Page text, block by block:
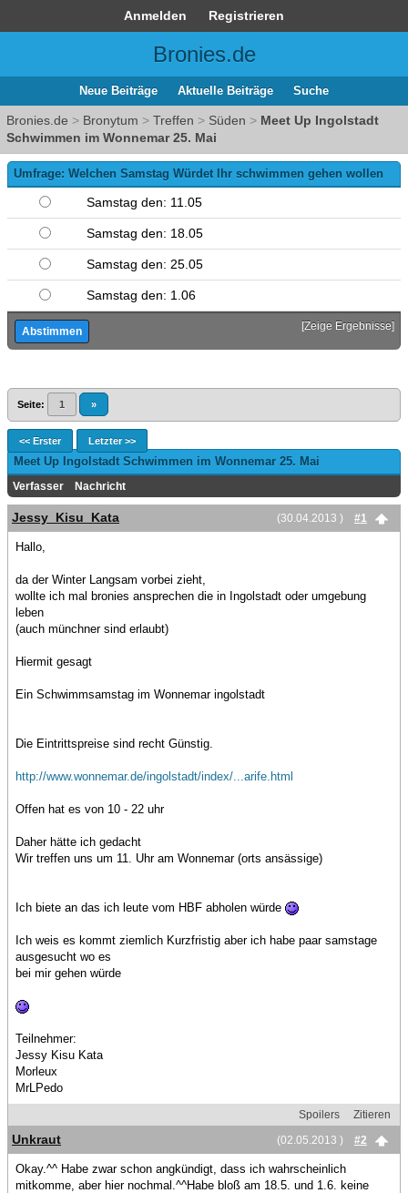
Anmelden Registrieren
Bronies.de
Neue Beiträge Aktuelle Beiträge Suche
Bronies.de > Bronytum > Treffen > Süden > Meet Up Ingolstadt
Schwimmen im Wonnemar 25. Mai
Umfrage: Welchen Samstag Würdet Ihr schwimmen gehen wollen
Samstag den: 11.05
Samstag den: 18.05
Samstag den: 25.05
Samstag den: 1.06
[Zeige Ergebnisse]
Seite: 1 »
<< Erster Letzter >>
Meet Up Ingolstadt Schwimmen im Wonnemar 25. Mai
Verfasser Nachricht
(30.04.2013 ) #1
Jessy_Kisu_Kata
Hallo,
da der Winter Langsam vorbei zieht,
wollte ich mal bronies ansprechen die in Ingolstadt oder umgebung
leben
(auch münchner sind erlaubt)
Hiermit gesagt
Ein Schwimmsamstag im Wonnemar ingolstadt
Die Eintrittspreise sind recht Günstig.
http://www.wonnemar.de/ingolstadt/index/...arife.html
Offen hat es von 10 - 22 uhr
Daher hätte ich gedacht
Wir treffen uns um 11. Uhr am Wonnemar (orts ansässige)
Ich biete an das ich leute vom HBF abholen würde
Ich weis es kommt ziemlich Kurzfristig aber ich habe paar samstage
ausgesucht wo es
bei mir gehen würde
Teilnehmer:
Jessy Kisu Kata
Morleux
MrLPedo
Spoilers
Zitieren
(02.05.2013 )
#2
Unkraut
Okay.^^ Habe zwar schon angkündigt, dass ich wahrscheinlich
mitkomme, aber hier nochmal.^^Habe bloß am 18.5. und 1.6. keine